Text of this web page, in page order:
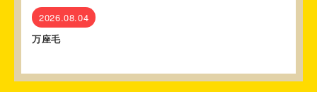
2026.08.04
万座毛